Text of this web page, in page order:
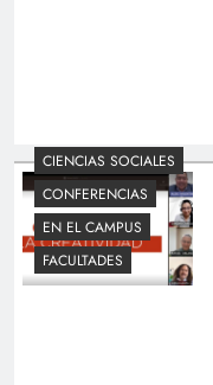
CIENCIAS SOCIALES
CONFERENCIAS
EN EL CAMPUS
FACULTADES